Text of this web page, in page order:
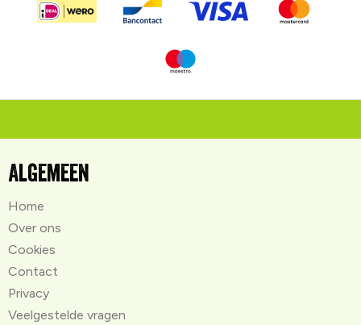
Algemeen
Home
Over ons
Cookies
Contact
Privacy
Veelgestelde vragen